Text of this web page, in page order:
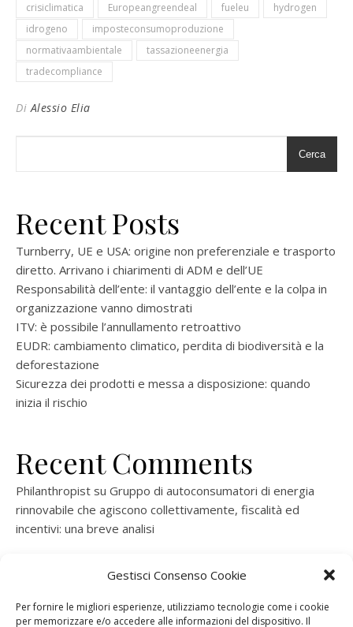
Gestisci Consenso Cookie
Per fornire le migliori esperienze, utilizziamo tecnologie come i cookie
per memorizzare e/o accedere alle informazioni del dispositivo. Il
crisiclimatica
Europeangreendeal fueleu
hydrogen
idrogeno
imposteconsumoproduzione
normativaambientale
tassazioneenergia
tradecompliance
DiAlessio Elia
Cerca
Recent Posts
Turnberry, UE e USA: origine non preferenziale e trasporto
diretto. Arrivano i chiarimenti di ADM e dell’UE
Responsabilità dell’ente: il vantaggio dell’ente e la colpa in
organizzazione vanno dimostrati
ITV: è possibile l’annullamento retroattivo
EUDR: cambiamento climatico, perdita di biodiversità e la
deforestazione
Sicurezza dei prodotti e messa a disposizione: quando
inizia il rischio
Recent Comments
Philanthropist su Gruppo di autoconsumatori di energia
rinnovabile che agiscono collettivamente, fiscalità ed
incentivi: una breve analisi
rinnovabile che agiscono collettivamente, fiscalità ed